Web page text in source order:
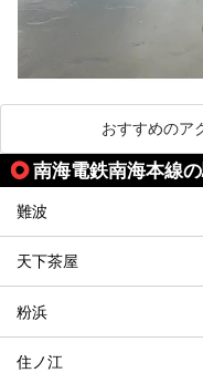
おすすめのア
南海電鉄南海本線
難波
天下茶屋
粉浜
住ノ江